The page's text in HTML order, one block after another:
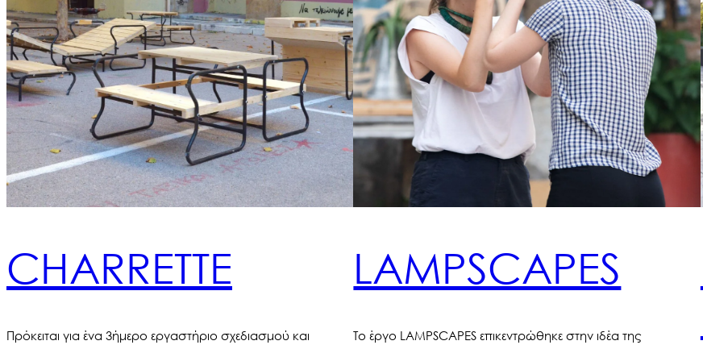
CHARRETTE
Πρόκειται για ένα 3ήμερο εργαστήριο σχεδιασμού και
LAMPSCAPES
Το έργο LAMPSCAPES επικεντρώθηκε στην ιδέα της